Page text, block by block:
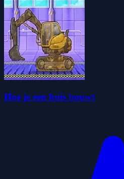
Hoe je een huis bouwt